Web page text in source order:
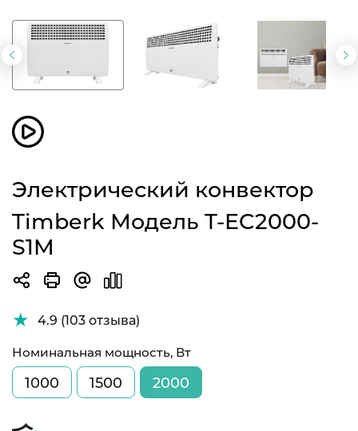
Предыдущий
слайд
Электрический конвектор
Timberk Модель T-EC2000-
S1M
4.9 (103 отзыва)
Номинальная мощность, Вт
1000 1500 2000